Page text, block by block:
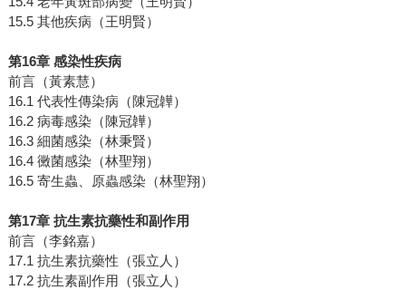
15.5 其他疾病（王明賢）
第16章 感染性疾病
前言（黃素慧）
16.1 代表性傳染病（陳冠韡）
16.2 病毒感染（陳冠韡）
16.3 細菌感染（林秉賢）
16.4 黴菌感染（林聖翔）
16.5 寄生蟲、原蟲感染（林聖翔）
第17章 抗生素抗藥性和副作用
前言（李銘嘉）
17.1 抗生素抗藥性（張立人）
17.2 抗生素副作用（張立人）